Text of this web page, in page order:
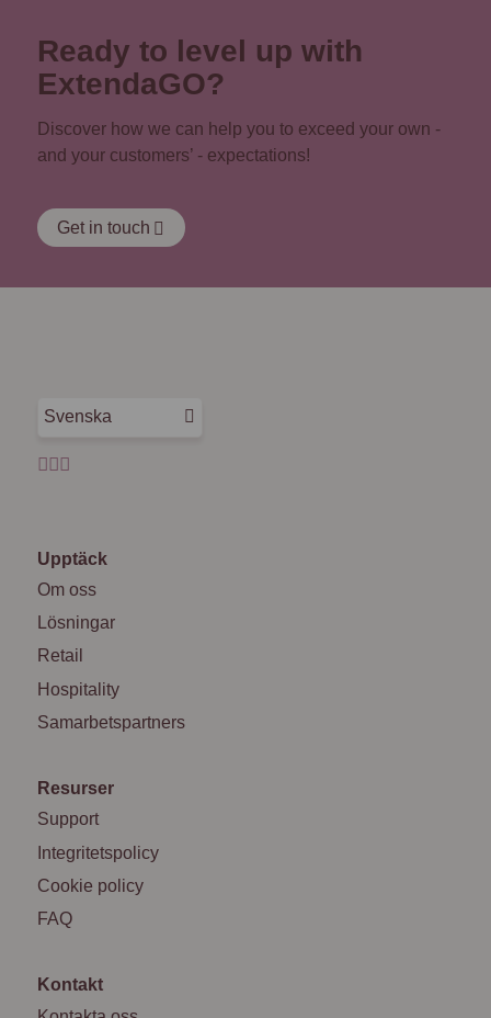
Ready to level up with
ExtendaGO?
Discover how we can help you to exceed your own -
and your customers’ - expectations!
Get in touch
Svenska
Upptäck
Om oss
Lösningar
Retail
Hospitality
Samarbetspartners
Resurser
Support
Integritetspolicy
Cookie policy
FAQ
Kontakt